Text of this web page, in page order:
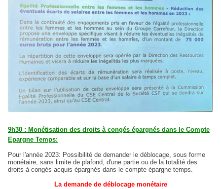
9h30 : Monétisation des droits à congés épargnés dans le Compte
Epargne Temps:
Pour l'année 2023: Possibilité de demander le déblocage, sous forme
monétaire, sans limite de plafond, d'une partie ou de la totalité des
droits à congés acquis épargnés dans le compte épargne temps.
La demande de déblocage monétaire